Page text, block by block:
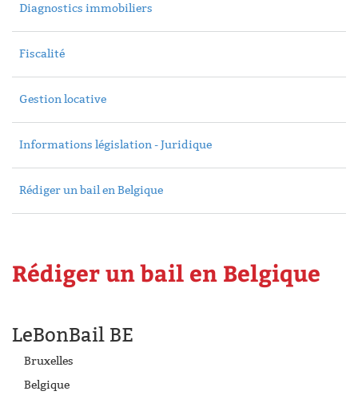
Diagnostics immobiliers
Fiscalité
Gestion locative
Informations législation - Juridique
Rédiger un bail en Belgique
Rédiger un bail en Belgique
LeBonBail BE
Bruxelles
Belgique